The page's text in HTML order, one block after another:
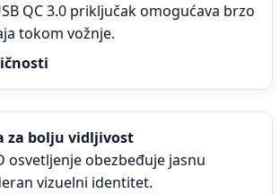
QC 3.0 priključak omogućava brzo
tokom vožnje.
za bolju vidljivost
osvetljenje obezbeđuje jasnu
vizuelni identitet.